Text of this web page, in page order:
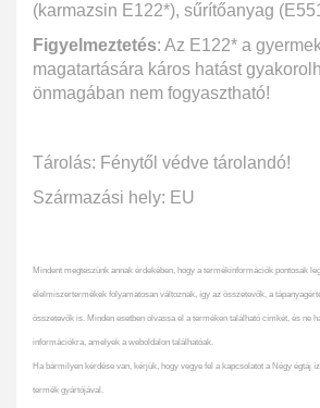
(karmazsin E122*), sűrítőanyag
Figyelmeztetés: Az E122* a
magatartására káros hatást
önmagában nem fogyasztható!
Tárolás: Fénytől védve tárolandó!
Származási hely: EU
Mindent megteszünk annak érdekében, hogy a termékinformációk pontosak
élelmiszertermékek folyamatosan változnak, így az összetevők, a
összetevők is. Minden esetben olvassa el a terméken található címkét, és ne
információkra, amelyek a weboldalon találhatóak.
Ha bármilyen kérdése van, kérjük, hogy vegye fel a kapcsolatot a Négy égtáj
termék gyártójával.